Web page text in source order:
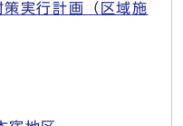
実行計画（区域施